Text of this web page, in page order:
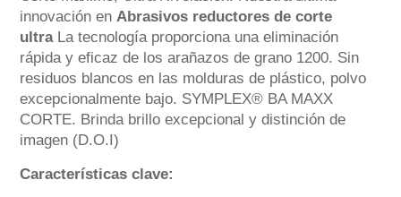
innovación en Abrasivos reductores de corte
ultraLa tecnología proporciona una eliminación
rápida y eficaz de los arañazos de grano 1200. Sin
residuos blancos en las molduras de plástico, polvo
excepcionalmente bajo. SYMPLEX® BA MAXX
CORTE. Brinda brillo excepcional y distinción de
imagen (D.O.I)
Características clave: